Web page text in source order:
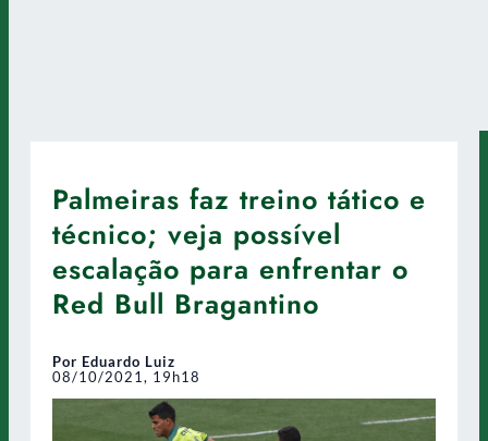
Palmeiras faz treino tático e
técnico; veja possível
escalação para enfrentar o
Red Bull Bragantino
Por Eduardo Luiz
08/10/2021, 19h18